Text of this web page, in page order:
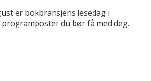
er bokbransjens lesedag i
programposter du bør få med deg.